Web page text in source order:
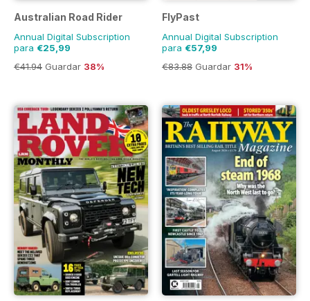
Australian Road Rider
Annual Digital Subscription
para €25,99
€41.94 Guardar 38%
FlyPast
Annual Digital Subscription
para €57,99
€83.88 Guardar 31%